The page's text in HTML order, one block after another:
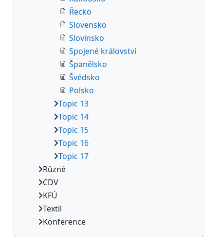
Řecko
Slovensko
Slovinsko
Spojené království
Španělsko
Švédsko
Polsko
Topic 13
Topic 14
Topic 15
Topic 16
Topic 17
Různé
CDV
KFÚ
Textil
Konference